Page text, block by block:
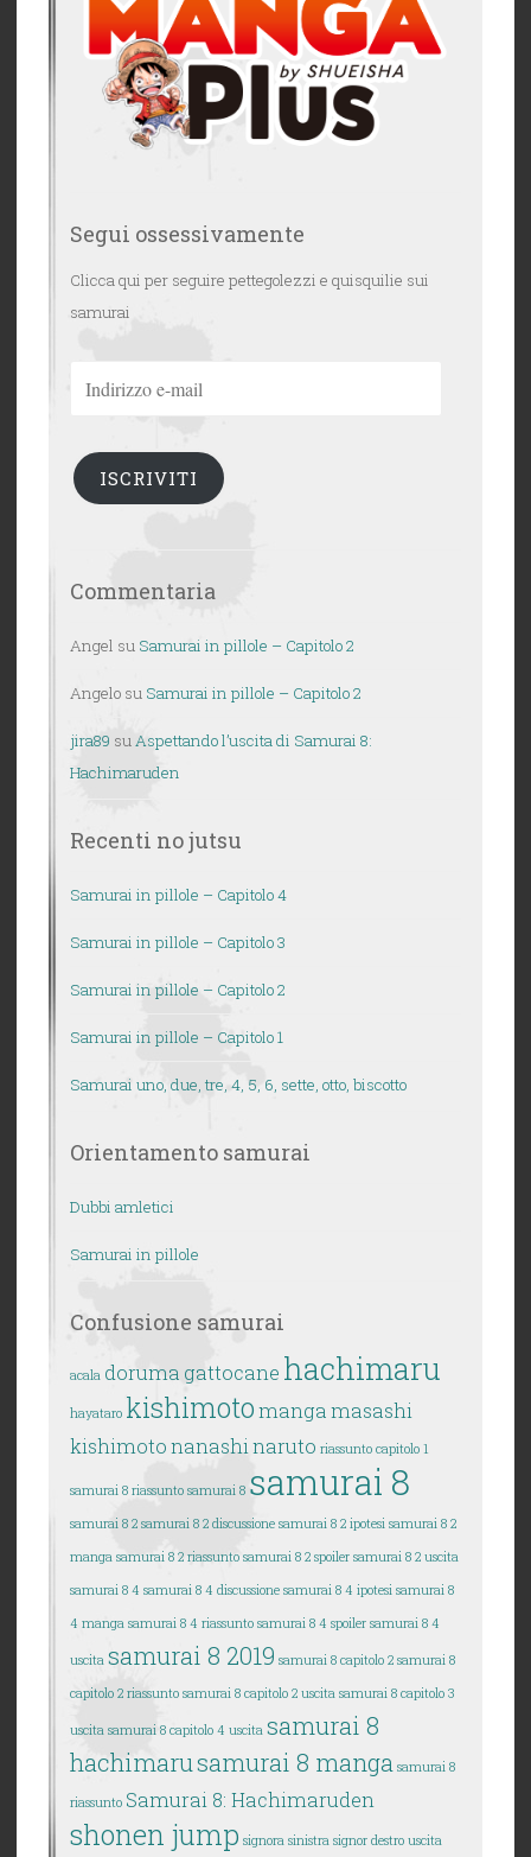
Segui ossessivamente
Clicca qui per seguire pettegolezzi e quisquilie sui
samurai
ISCRIVITI
Commentaria
Angel su Samurai in pillole – Capitolo 2
Angelo su Samurai in pillole – Capitolo 2
jira89 suAspettando l’uscita di Samurai 8:
Hachimaruden
Recenti no jutsu
Samurai in pillole – Capitolo 4
Samurai in pillole – Capitolo 3
Samurai in pillole – Capitolo 2
Samurai in pillole – Capitolo 1
Samurai uno, due, tre, 4, 5, 6, sette, otto, biscotto
Orientamento samurai
Dubbi amletici
Samurai in pillole
Confusione samurai
acala doruma gattocane hachimaru
hayataro kishimotomanga masashi
kishimotonanashi naruto riassunto capitolo 1
samurai 8 riassunto samurai 8 samurai 8
samurai 8 2 samurai 8 2 discussione samurai 8 2 ipotesi samurai 8 2
manga samurai 8 2 riassunto samurai 8 2 spoiler samurai 8 2 uscita
samurai 8 4 samurai 8 4 discussione samurai 8 4 ipotesi samurai 8
4 manga samurai 8 4 riassunto samurai 8 4 spoiler samurai 8 4
uscita samurai 8 2019 samurai 8 capitolo 2 samurai 8
capitolo 2 riassunto samurai 8 capitolo 2 uscita samurai 8 capitolo 3
uscita samurai 8 capitolo 4 uscita samurai 8
hachimarusamurai 8 manga samurai 8
riassunto Samurai 8: Hachimaruden
shonen jump signora sinistra signor destro uscita